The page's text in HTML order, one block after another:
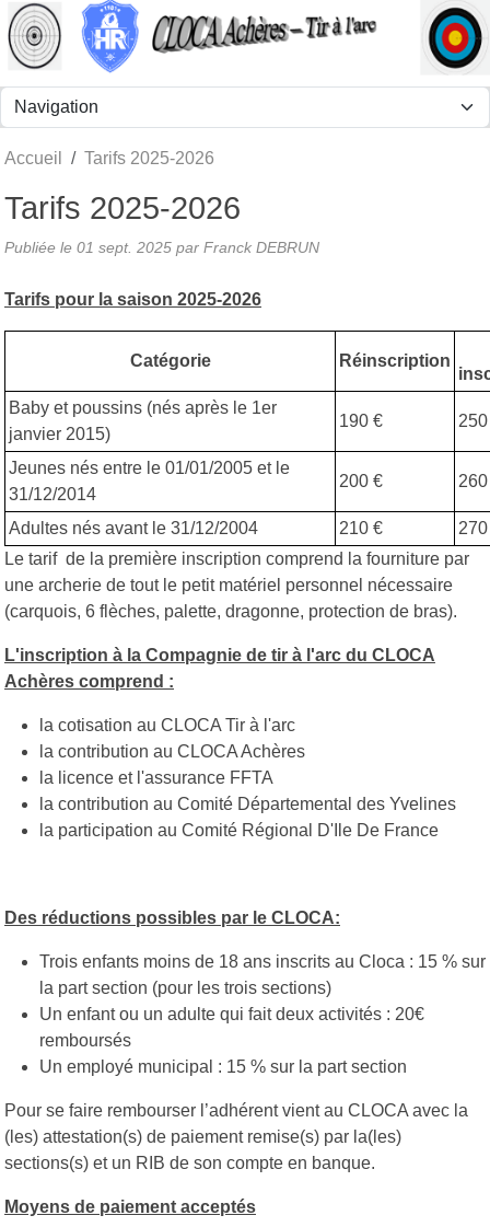
Accueil Tarifs 2025-2026
Tarifs 2025-2026
Publiée le 01 sept. 2025 par Franck DEBRUN
Tarifs pour la saison 2025-2026
Catégorie Réinscription
Baby et poussins (nés après le 1er
janvier 2015)
190 €
Jeunes nés entre le 01/01/2005 et le
31/12/2014
200 €
Adultes nés avant le 31/12/2004 210 €
Le tarif de la première inscription comprend la fourniture par
une archerie de tout le petit matériel personnel nécessaire
(carquois, 6 flèches, palette, dragonne, protection de bras).
L'inscription à la Compagnie de tir à l'arc du CLOCA
Achères comprend :
la cotisation au CLOCA Tir à l'arc
la contribution au CLOCA Achères
la licence et l'assurance FFTA
la contribution au Comité Départemental des Yvelines
la participation au Comité Régional D'Ile De France
Des réductions possibles par le CLOCA:
Trois enfants moins de 18 ans inscrits au Cloca : 15 % sur
la part section (pour les trois sections)
Un enfant ou un adulte qui fait deux activités : 20€
remboursés
Un employé municipal : 15 % sur la part section
Pour se faire rembourser l’adhérent vient au CLOCA avec la
(les) attestation(s) de paiement remise(s) par la(les)
sections(s) et un RIB de son compte en banque.
Moyens de paiement acceptés
Panneau de gestion des cookies